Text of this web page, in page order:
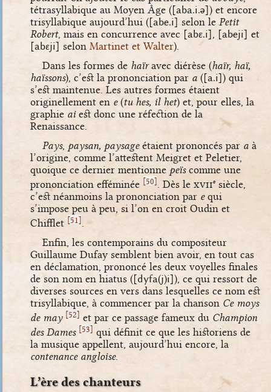
tétrasyllabique au Moyen Âge ([aba.i.ə]) et encore
trisyllabique aujourd’hui ([abe.i] selon le Petit
Robert, mais en concurrence avec [abɛ.i] , [abeji] et
[abɛji] selon Martinet et Walter).
Dans les formes de haïravec diérèse (haïr, haï,
haïssons), c’est la prononciation par a ([a.i]) qui
s’est maintenue. Les autres formes étaient
originellement en e(tu hes, il het) et, pour elles, la
graphie aiest donc une réfection de la
Renaissance.
Pays, paysan, paysageétaient prononcés par a à
l’origine, comme l’attestent Meigret et Peletier,
quoique ce dernier mentionne peïscomme une
prononciation efféminée [50]. Dès le xviie siècle,
c’est néanmoins la prononciation par equi
s’impose peu à peu, si l’on en croit Oudin et
Chifflet [51].
Enfin, les contemporains du compositeur
Guillaume Dufay semblent bien avoir, en tout cas
en déclamation, prononcé les deux voyelles finales
de son nom en hiatus ([dyfa(j)i]), ce qui ressort de
diverses sources en vers dans lesquelles ce nom est
trisyllabique, à commencer par la chanson Ce moys
de may [52] et par ce passage fameux du Champion
des Dames [53] qui définit ce que les historiens de
la musique appellent, aujourd’hui encore, la
contenance angloise.
L’ère des chanteurs